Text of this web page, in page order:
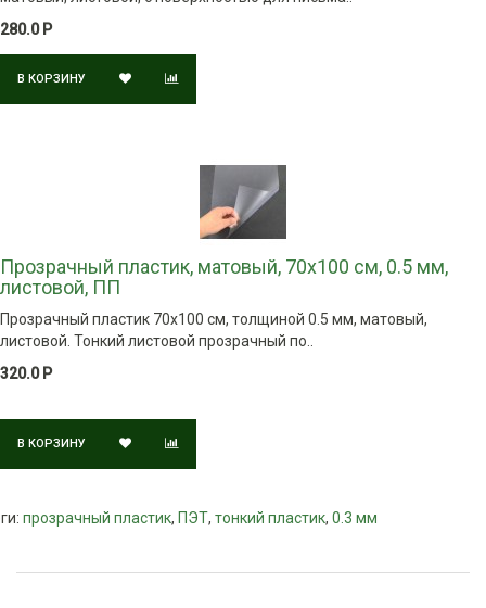
280.0 Р
В КОРЗИНУ
Прозрачный пластик, матовый, 70х100 см, 0.5 мм,
листовой, ПП
Прозрачный пластик 70х100 см, толщиной 0.5 мм, матовый,
листовой. Тонкий листовой прозрачный по..
320.0 Р
В КОРЗИНУ
прозрачный пластик, ПЭТ, тонкий пластик, 0.3 мм